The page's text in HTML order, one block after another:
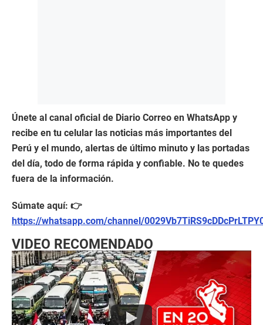
Únete al canal oficial de Diario Correo en WhatsApp y
recibe en tu celular las noticias más importantes del
Perú y el mundo, alertas de último minuto y las portadas
del día, todo de forma rápida y confiable. No te quedes
fuera de la información.
Súmate aquí: 👉
https://whatsapp.com/channel/
VIDEO RECOMENDADO